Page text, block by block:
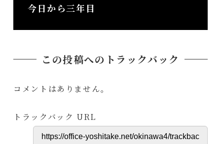
今日から三年目
この投稿へのトラックバック
コメントはありません。
トラックバック URL